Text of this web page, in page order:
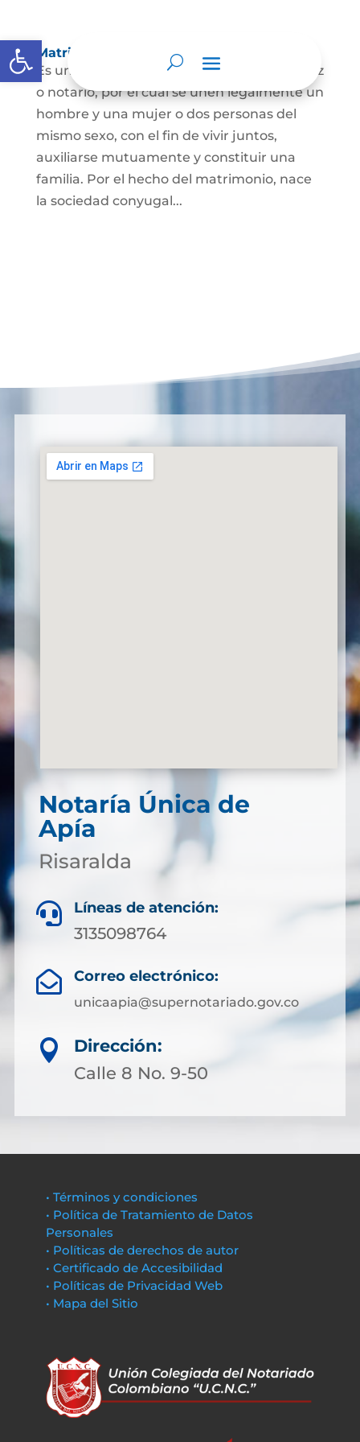
Abrir barra de herramientas
Matrimonio Civil
Es un contrato solemne celebrado ante juez
o notario, por el cual se unen legalmente un
hombre y una mujer o dos personas del
mismo sexo, con el fin de vivir juntos,
auxiliarse mutuamente y constituir una
familia. Por el hecho del matrimonio, nace
la sociedad conyugal...
Notaría Única de
Apía
Risaralda
 Líneas de atención:
3135098764
 Correo electrónico:
unicaapia@supernotariado.gov.co

Dirección:
Calle 8 No. 9-50
• Términos y condiciones
• Política de Tratamiento de Datos
Personales
• Políticas de derechos de autor
• Certificado de Accesibilidad
• Políticas de Privacidad Web
• Mapa del Sitio